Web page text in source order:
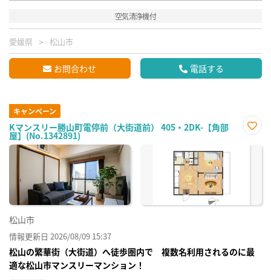
空気清浄機付
愛媛県 松山市
お問合わせ 電話する
キャンペーン
Kマンスリー勝山町電停前（大街道前） 405・2DK-【角部
屋】(No.1342891)
に入
松山市
情報更新日 2026/08/09 15:37
松山の繁華街（大街道）へ徒歩圏内で 複数名利用されるのに最
適な松山市マンスリーマンション！